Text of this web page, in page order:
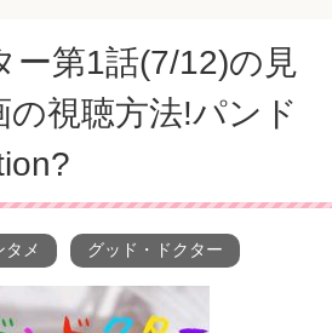
ー第1話(7/12)の見
の視聴方法!パンド
タメ グッド・ドクター